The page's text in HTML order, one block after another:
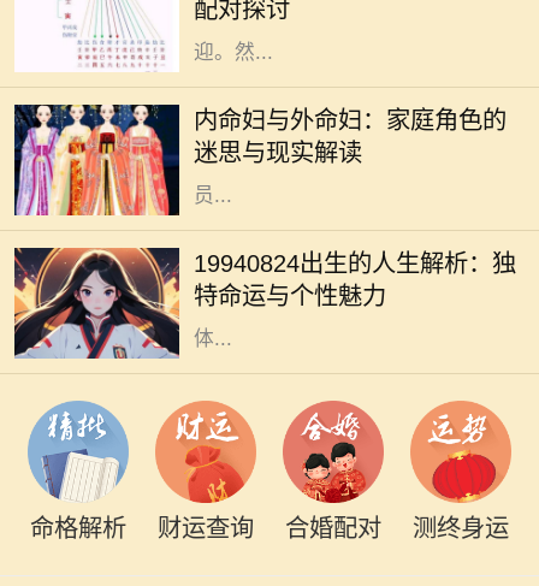
配对探讨
理解他人，因此在社交圈中颇受欢
迎。然...
内命妇与外命妇：家庭角色的
迷思与现实解读
在中国传统文化中，家庭的结构和成
员的角色有着深厚的历史渊源。内命
妇与外命妇两个概念，时常引发人们
的思考与讨论。它们不仅仅是家庭成
员...
19940824出生的人生解析：独
特命运与个性魅力
1994年8月24日，许多人在这个时刻
降生，承载着独特的命运与个性。这
一天，由于其日期的特殊性，赋予了
出生在这一天的人成为不同寻常的个
体...
命格解析 财运查询 合婚配对 测终身运